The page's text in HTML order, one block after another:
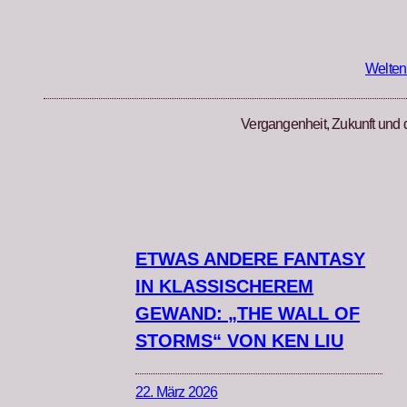
Vergangenheit, Zukunft und
ETWAS ANDERE FANTASY
IN KLASSISCHEREM
GEWAND: „THE WALL OF
STORMS“ VON KEN LIU
22. März 2026